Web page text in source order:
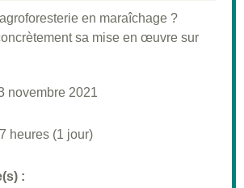
en maraîchage ?
sa mise en œuvre sur
novembre 2021
7 heures (1 jour)
: